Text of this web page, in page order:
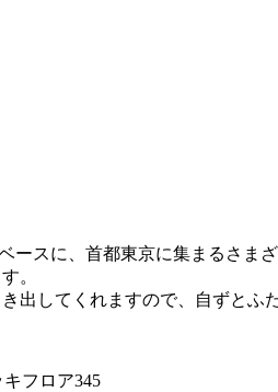
ースに、首都東京に集まるさ
。
出してくれますので、自ずとふ
キフロア345